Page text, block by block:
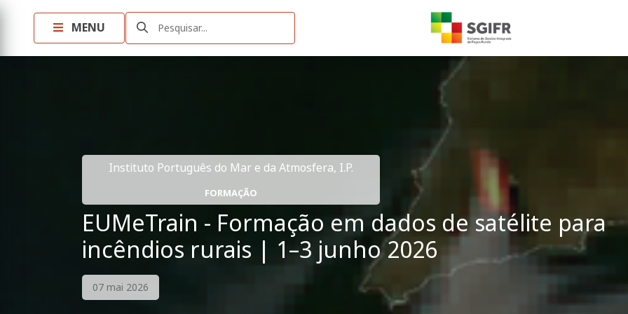
MENU Pesquisar...
Instituto Português do Mar e da Atmosfera, I.P.
FORMAÇÃO
EUMeTrain - Formação em dados de satélite para
incêndios rurais | 1–3 junho 2026
07 mai 2026